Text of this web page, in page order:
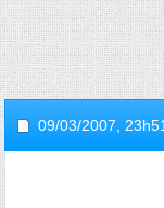
09/03/2007, 23h51